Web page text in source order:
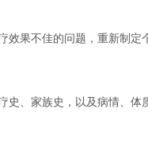
果不佳的问题，重新制定
、家族史，以及病情、体